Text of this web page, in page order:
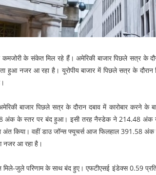
के संकेत मिल रहे हैं। अमेरिकी बाजार पिछले सत्र के
हुआ नजर आ रहा है। यूरोपीय बाजार में पिछले सत्र के दौरान
बाजार पिछले सत्र के दौरान दबाव में कारोबार करने
अंक के स्तर पर बंद हुआ। इसी तरह नैस्डेक ने 214.48 अंक
अंत किया। वहीं डाउ जॉन्स फ्यूचर्स आज फिलहाल 391.58
नजर आ रहा है।
मिले-जुले परिणाम के साथ बंद हुए। एफटीएसई इंडेक्स 0.59